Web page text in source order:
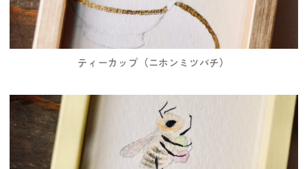
ティーカップ（ニホンミツバチ）